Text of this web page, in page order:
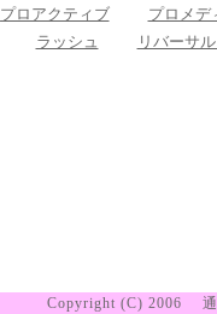
プロアクティブ
プロメデ
ラッシュ リバーサ
Copyright (C) 2006